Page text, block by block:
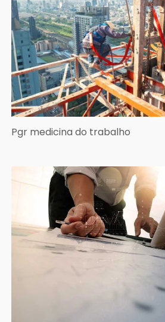
Pgr medicina do trabalho